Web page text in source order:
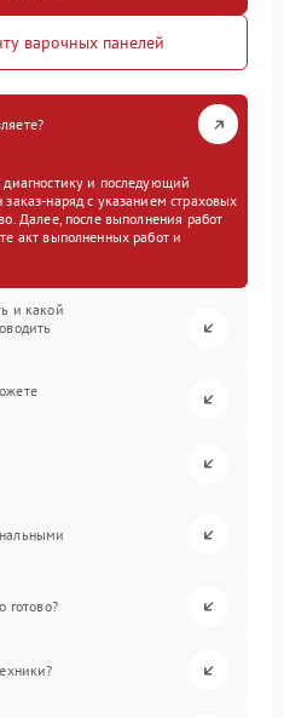
варочных панелей
диагностику и последующий
наряд с указанием страховых
Далее, после выполнения работ
акт выполненных работ и
и какой
готово?